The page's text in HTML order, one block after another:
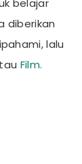
belajar
diberikan
lalu
Film.